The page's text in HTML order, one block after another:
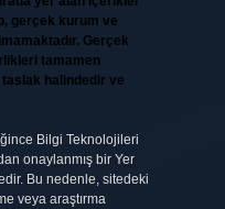
gerçek kurum ve
Gerçek
tamamen
halindedir ve
Bilgi Teknolojileri
onaylanmış bir Yer
Bu nedenle, sitedeki
veya araştırma